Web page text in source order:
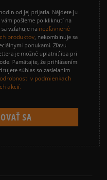
od jej prijatia. Nájdete ju
pošleme po kliknutí na
vzťahuje na nezľavnené
produktov , nekombinuje sa
ponukami. Zľavu
je možné uplatniť iba pri
Pamätajte, že prihlásením
súhlas so zasielaním
v podmienkach
akcií.